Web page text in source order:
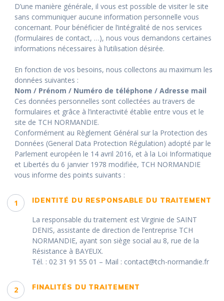
D’une manière générale, il vous est possible de visiter le site
sans communiquer aucune information personnelle vous
concernant. Pour bénéficier de l’intégralité de nos services
(formulaires de contact, …), nous vous demandons certaines
informations nécessaires à l’utilisation désirée.
En fonction de vos besoins, nous collectons au maximum les
données suivantes :
Nom / Prénom / Numéro de téléphone / Adresse mail
Ces données personnelles sont collectées au travers de
formulaires et grâce à l’interactivité établie entre vous et le
site de TCH NORMANDIE.
Conformément au Règlement Général sur la Protection des
Données (General Data Protection Régulation) adopté par le
Parlement européen le 14 avril 2016, et à la Loi Informatique
et Libertés du 6 janvier 1978 modifiée, TCH NORMANDIE
vous informe des points suivants :
1 IDENTITÉ DU RESPONSABLE DU TRAITEMENT
La responsable du traitement est Virginie de SAINT
DENIS, assistante de direction de l’entreprise TCH
NORMANDIE, ayant son siège social au 8, rue de la
Résistance à BAYEUX.
Tél. : 02 31 91 55 01 – Mail : contact@tch-normandie.fr
2 FINALITÉS DU TRAITEMENT